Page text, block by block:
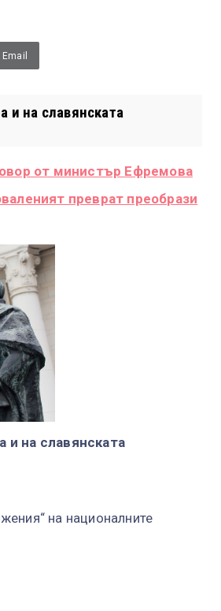
Email
и на славянската
от министър Ефремова
преврат преобрази
и на славянската
на националните